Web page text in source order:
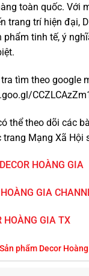
toàn quốc. Với
trang trí hiện đại,
phẩm tinh tế, ý
tìm theo google
thể theo dõi các
Mạng Xã Hội
DECOR HOÀNG GIA
HOÀNG GIA
HOÀNG GIA TX
Sản phẩm Decor